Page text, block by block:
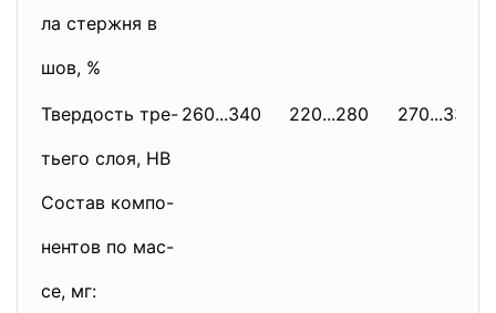
ла стержня в
шов, %
Твердость тре-
тьего слоя, НВ
Состав компо-
нентов по мас-
се, мг:
260...340 220...280 270...330